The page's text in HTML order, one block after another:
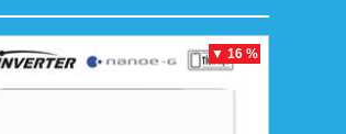
▼ 16 %